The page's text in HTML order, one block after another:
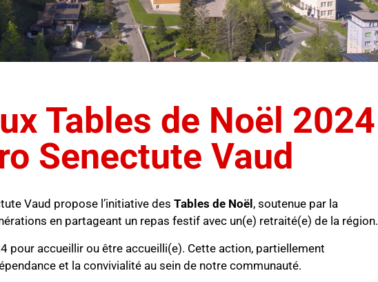
Tables de Noël 2024
Senectute Vaud
Vaud propose l’initiative des Tables de Noël , soutenue par la
en partageant un repas festif avec un(e) retraité(e) de la région.
pour accueillir ou être accueilli(e). Cette action, partiellement
et la convivialité au sein de notre communauté.